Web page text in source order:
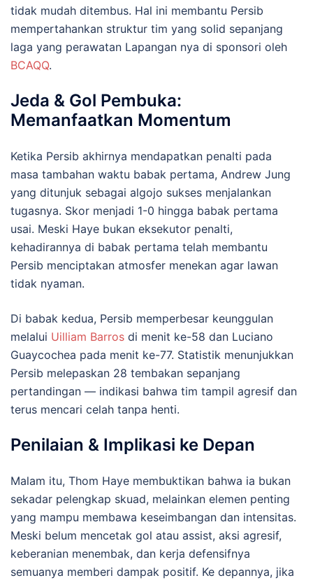
tidak mudah ditembus. Hal ini membantu Persib
mempertahankan struktur tim yang solid sepanjang
laga yang perawatan Lapangan nya di sponsori oleh
BCAQQ.
Jeda & Gol Pembuka:
Memanfaatkan Momentum
Ketika Persib akhirnya mendapatkan penalti pada
masa tambahan waktu babak pertama, Andrew Jung
yang ditunjuk sebagai algojo sukses menjalankan
tugasnya. Skor menjadi 1-0 hingga babak pertama
usai. Meski Haye bukan eksekutor penalti,
kehadirannya di babak pertama telah membantu
Persib menciptakan atmosfer menekan agar lawan
tidak nyaman.
Di babak kedua, Persib memperbesar keunggulan
melalui Uilliam Barros di menit ke-58 dan Luciano
Guaycochea pada menit ke-77. Statistik menunjukkan
Persib melepaskan 28 tembakan sepanjang
pertandingan — indikasi bahwa tim tampil agresif dan
terus mencari celah tanpa henti.
Penilaian & Implikasi ke Depan
Malam itu, Thom Haye membuktikan bahwa ia bukan
sekadar pelengkap skuad, melainkan elemen penting
yang mampu membawa keseimbangan dan intensitas.
Meski belum mencetak gol atau assist, aksi agresif,
keberanian menembak, dan kerja defensifnya
semuanya memberi dampak positif. Ke depannya, jika